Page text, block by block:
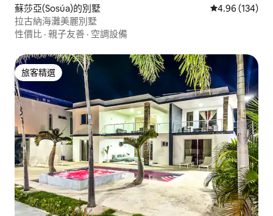
蘇莎亞(Sosúa)的別墅 從 134 則評價
4.96 (134)
拉古納海灘美麗別墅
性價比 · 親子友善 · 空調設備
旅客精選
旅客精選